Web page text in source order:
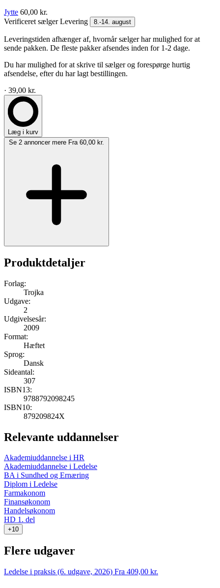
Jytte 60,00 kr.
Verificeret sælgerLevering 8.-14. august
Leveringstiden afhænger af, hvornår sælger har mulighed for at
sende pakken. De fleste pakker afsendes inden for 1-2 dage.
Du har mulighed for at skrive til sælger og forespørge hurtig
afsendelse, efter du har lagt bestillingen.
· 39,00 kr.
Læg i kurv
Se 2 annoncer mere Fra 60,00 kr.
Produktdetaljer
Forlag:
Trojka
Udgave:
2
Udgivelsesår:
2009
Format:
Hæftet
Sprog:
Dansk
Sideantal:
307
ISBN13:
9788792098245
ISBN10:
879209824X
Relevante uddannelser
Akademiuddannelse i HR
Akademiuddannelse i Ledelse
BA i Sundhed og Ernæring
Diplom i Ledelse
Farmakonom
Finansøkonom
Handelsøkonom
HD 1. del
+10
Flere udgaver
Ledelse i praksis (6. udgave, 2026) Fra 409,00 kr.